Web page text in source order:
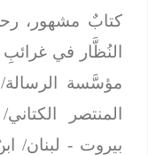
كتابٌ مشهور،
النُظَّار في غرائبِ
مؤسَّسة
بيروت - لبنان/